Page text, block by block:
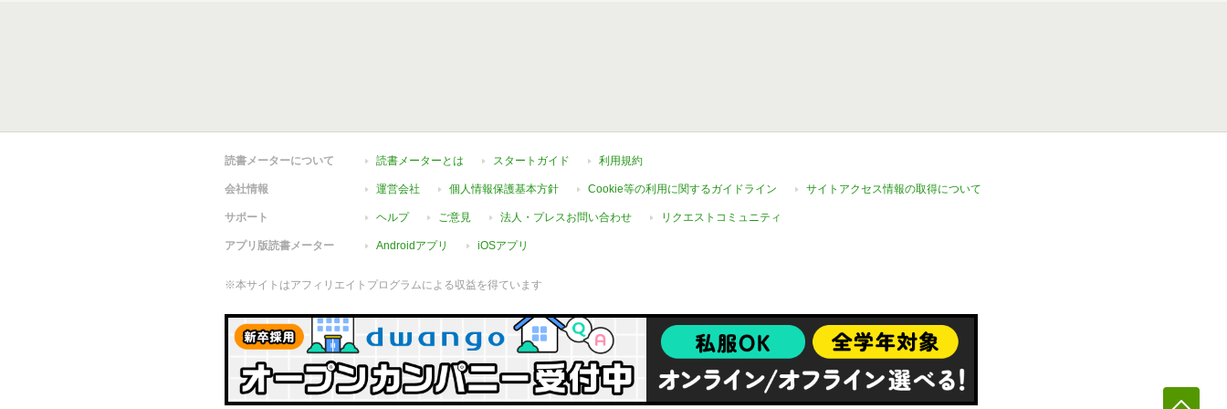
読書メーターについて 読書メーターとは スタートガイド 利用規約
会社情報 運営会社 個人情報保護基本方針 Cookie等の利用に関するガイドライン サイトアクセス情報の取得について
サポート ヘルプ ご意見 法人・プレスお問い合わせ リクエストコミュニティ
アプリ版読書メーター Androidアプリ iOSアプリ
※本サイトはアフィリエイトプログラムによる収益を得ています